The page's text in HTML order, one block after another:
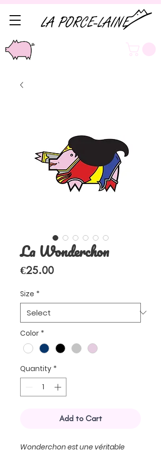
La Wonderchon
€25.00Price
Size *
Color *
Quantity *
Add to Cart
Wonderchon est une véritable